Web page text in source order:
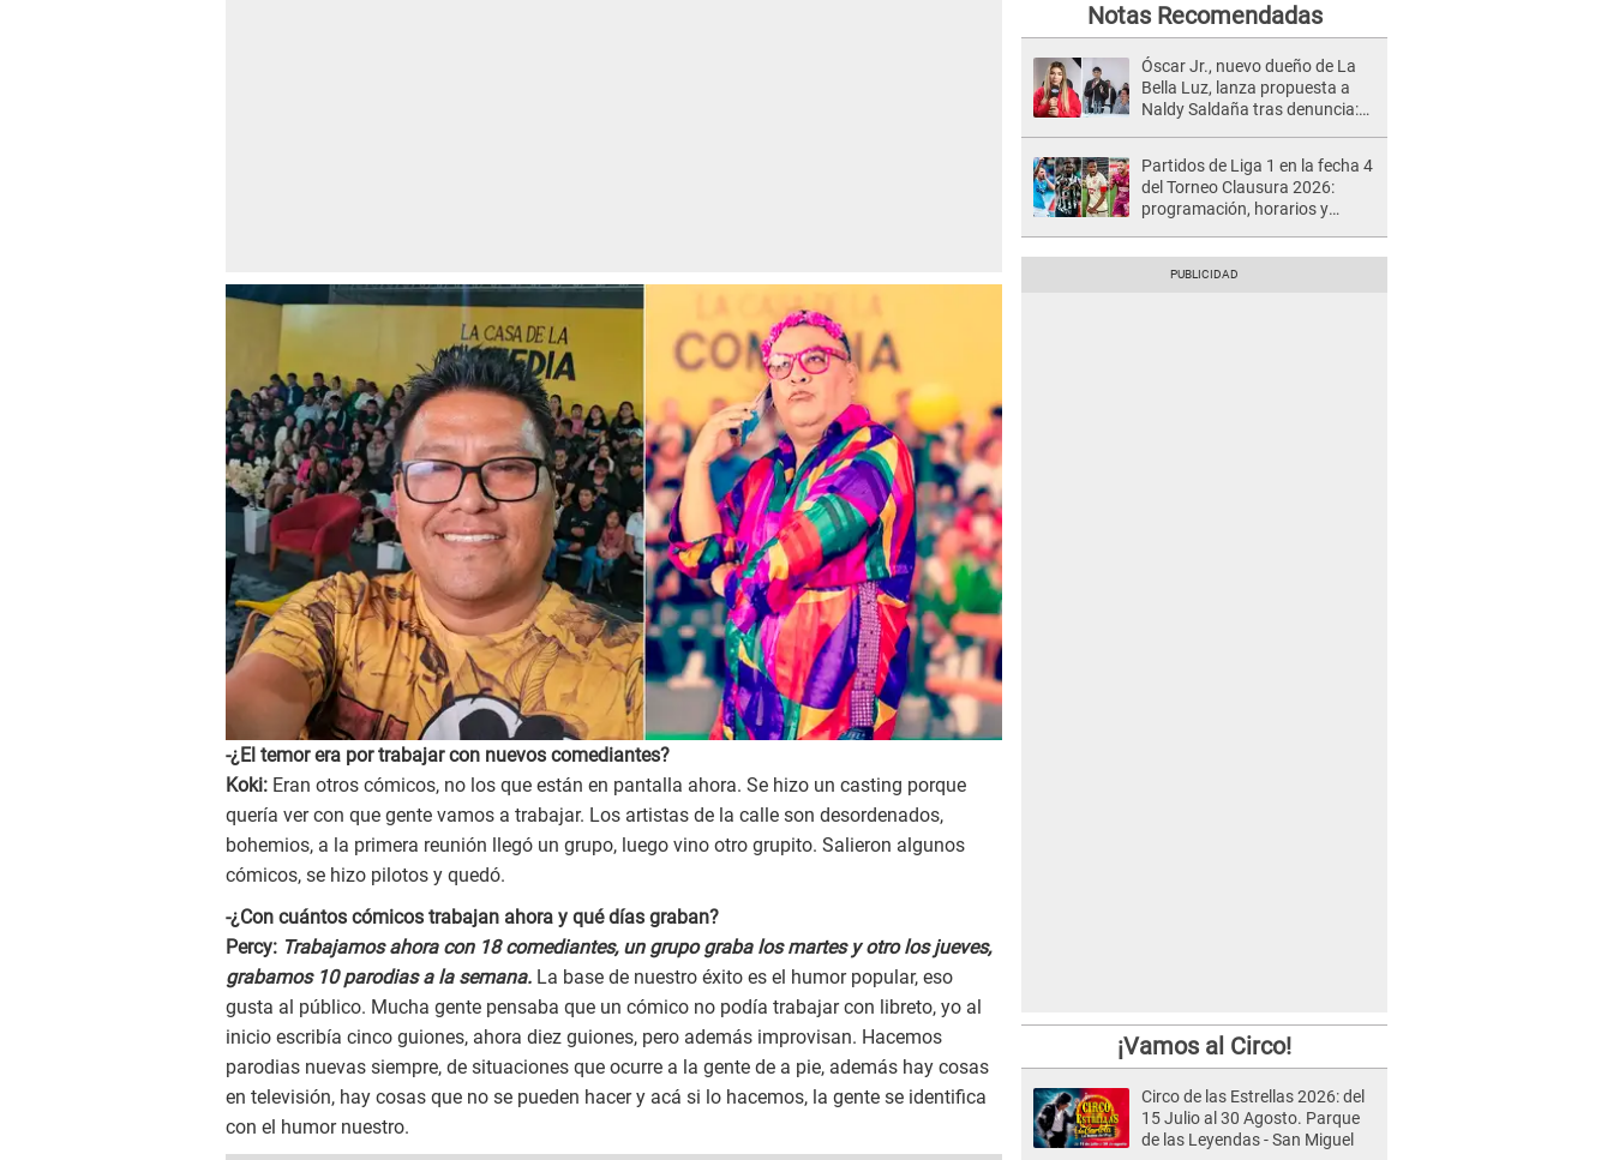
-¿El temor era por trabajar con nuevos comediantes?
Koki: Eran otros cómicos, no los que están en pantalla ahora. Se hizo un casting porque
quería ver con que gente vamos a trabajar. Los artistas de la calle son desordenados,
bohemios, a la primera reunión llegó un grupo, luego vino otro grupito. Salieron algunos
cómicos, se hizo pilotos y quedó.
-¿Con cuántos cómicos trabajan ahora y qué días graban?
Percy: Trabajamos ahora con 18 comediantes, un grupo graba los martes y otro los jueves,
grabamos 10 parodias a la semana. La base de nuestro éxito es el humor popular, eso
gusta al público. Mucha gente pensaba que un cómico no podía trabajar con libreto, yo al
inicio escribía cinco guiones, ahora diez guiones, pero además improvisan. Hacemos
parodias nuevas siempre, de situaciones que ocurre a la gente de a pie, además hay cosas
en televisión, hay cosas que no se pueden hacer y acá si lo hacemos, la gente se identifica
con el humor nuestro.
Notas Recomendadas
Óscar Jr., nuevo dueño de La
Bella Luz, lanza propuesta a
Naldy Saldaña tras denuncia:
Partidos de Liga 1 en la fecha 4
del Torneo Clausura 2026:
programación, horarios y
¡Vamos al Circo!
Circo de las Estrellas 2026: del
15 Julio al 30 Agosto. Parque
de las Leyendas - San Miguel